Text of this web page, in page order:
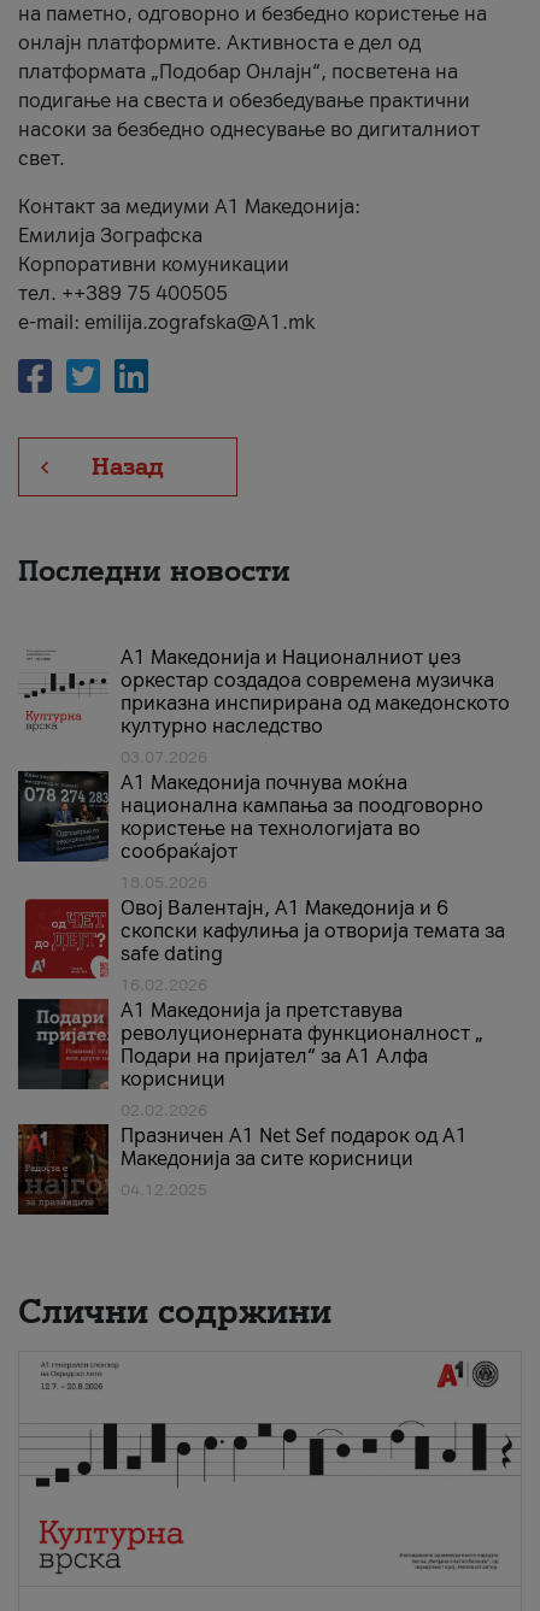
на паметно, одговорно и безбедно користење на
онлајн платформите. Активноста е дел од
платформата „Подобар Онлајн“, посветена на
подигање на свеста и обезбедување практични
насоки за безбедно однесување во дигиталниот
свет.
Контакт за медиуми А1 Македонија:
Емилија Зографска
Корпоративни комуникации
тел. ++389 75 400505
e-mail: emilija.zografska@A1.mk
Назад
Последни новости
А1 Македонија и Националниот џез
оркестар создадоа современа музичка
приказна инспирирана од македонското
културно наследство
03.07.2026
A1 Македонија почнува моќна
национална кампања за поодговорно
користење на технологијата во
сообраќајот
18.05.2026
Овој Валентајн, A1 Македонија и 6
скопски кафулиња ја отворија темата за
safe dating
16.02.2026
А1 Македонија ја претставува
револуционерната функционалност „
Подари на пријател“ за А1 Алфа
корисници
02.02.2026
Празничен A1 Net Sеf подарок од А1
Македонија за сите корисници
04.12.2025
Слични содржини